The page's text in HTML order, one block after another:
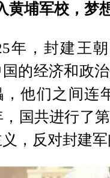
黄埔军校，梦
年，封建王
的经济和政
，他们之间连
，国共进行了
，反对封建